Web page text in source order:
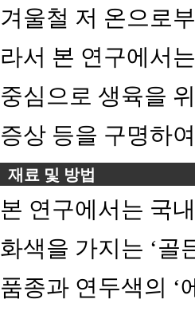
겨울철 저 온으로
라서 본 연구에서
중심으로 생육을
증상 등을 구명하
재료 및 방법
본 연구에서는 국
화색을 가지는 ‘골
품종과 연두색의 ‘